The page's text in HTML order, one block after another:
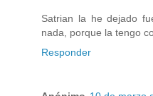
Satrian la he dejado
nada, porque la tengo
Responder